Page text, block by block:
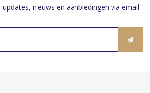
nieuws en aanbiedingen via email